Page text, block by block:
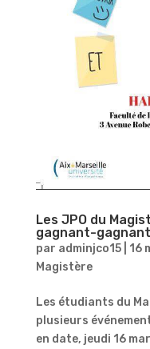
Les JPO du
gagnant-gagnant
par adminjco15| 16
Magistère
Les étudiants du
plusieurs
en date, jeudi 16